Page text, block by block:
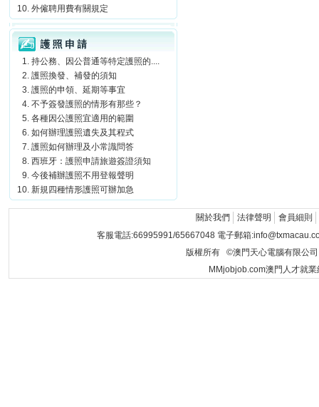
外僱聘用費有關規定
護照申請
持公務、因公普通等特定護照的....
護照換發、補發的須知
護照的申領、延期等事宜
不予簽發護照的情形有那些？
各種因公護照宜適用的範圍
如何辦理護照遺失及其程式
護照如何辦理及小常識問答
西班牙：護照申請旅遊簽證須知
今後補辦護照不用登報聲明
新規四種情形護照可辦加急
關於我們 法律聲明
會員細則
客服電話:66995991/65667048 電子郵箱
版權所有 ©澳門天心電腦有限公
MMjobjob.com澳門人才就